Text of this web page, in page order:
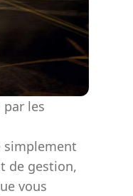
les
simplement
de gestion,
vous